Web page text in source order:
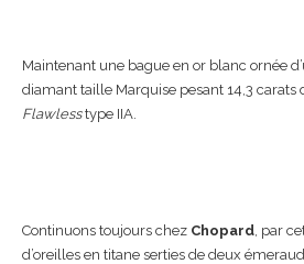
Maintenant une bague en or blanc ornée
diamant taille Marquise pesant 14,3 carats
Flawlesstype IIA.
Continuons toujours chez Chopard , par
d’oreilles en titane serties de deux